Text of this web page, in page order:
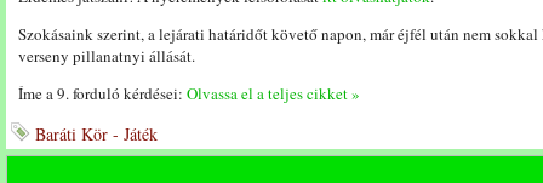
Szokásaink szerint, a lejárati határidőt követő napon, már éjfél után nem sokkal
verseny pillanatnyi állását.
Íme a 9. forduló kérdései: Olvassa el a teljes cikket »
Baráti Kör - Játék